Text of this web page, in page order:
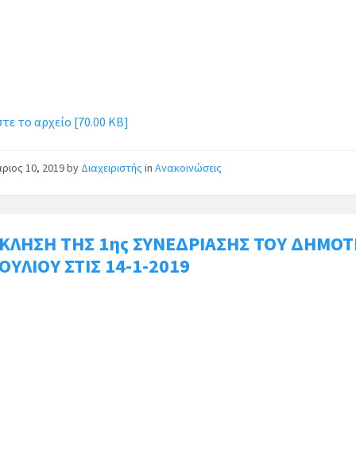
το αρχείο [70.00 KB]
10, 2019by Διαχειριστής inΑνακοινώσεις
ΤΗΣ 1ης ΣΥΝΕΔΡΙΑΣΗΣ ΤΟΥ
ΣΤΙΣ 14-1-2019